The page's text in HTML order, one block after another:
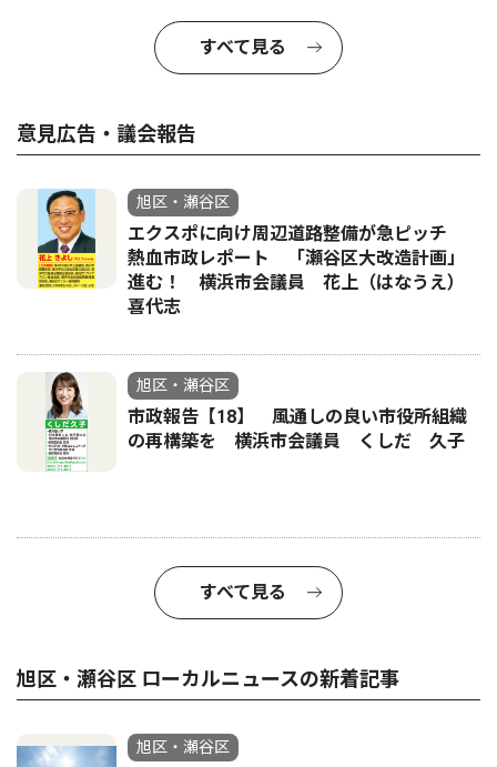
すべて見る
意見広告・議会報告
旭区・瀬谷区
エクスポに向け周辺道路整備が急ピッチ
熱血市政レポート 「瀬谷区大改造計画」
進む！ 横浜市会議員 花上（はなうえ）
喜代志
旭区・瀬谷区
市政報告【18】 風通しの良い市役所組織
の再構築を 横浜市会議員 くしだ 久子
すべて見る
旭区・瀬谷区 ローカルニュースの新着記事
旭区・瀬谷区